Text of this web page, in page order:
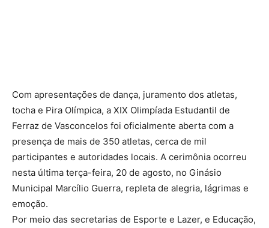
Com apresentações de dança, juramento dos atletas,
tocha e Pira Olímpica, a XIX Olimpíada Estudantil de
Ferraz de Vasconcelos foi oficialmente aberta com a
presença de mais de 350 atletas, cerca de mil
participantes e autoridades locais. A cerimônia ocorreu
nesta última terça-feira, 20 de agosto, no Ginásio
Municipal Marcílio Guerra, repleta de alegria, lágrimas e
emoção.
Por meio das secretarias de Esporte e Lazer, e Educação,